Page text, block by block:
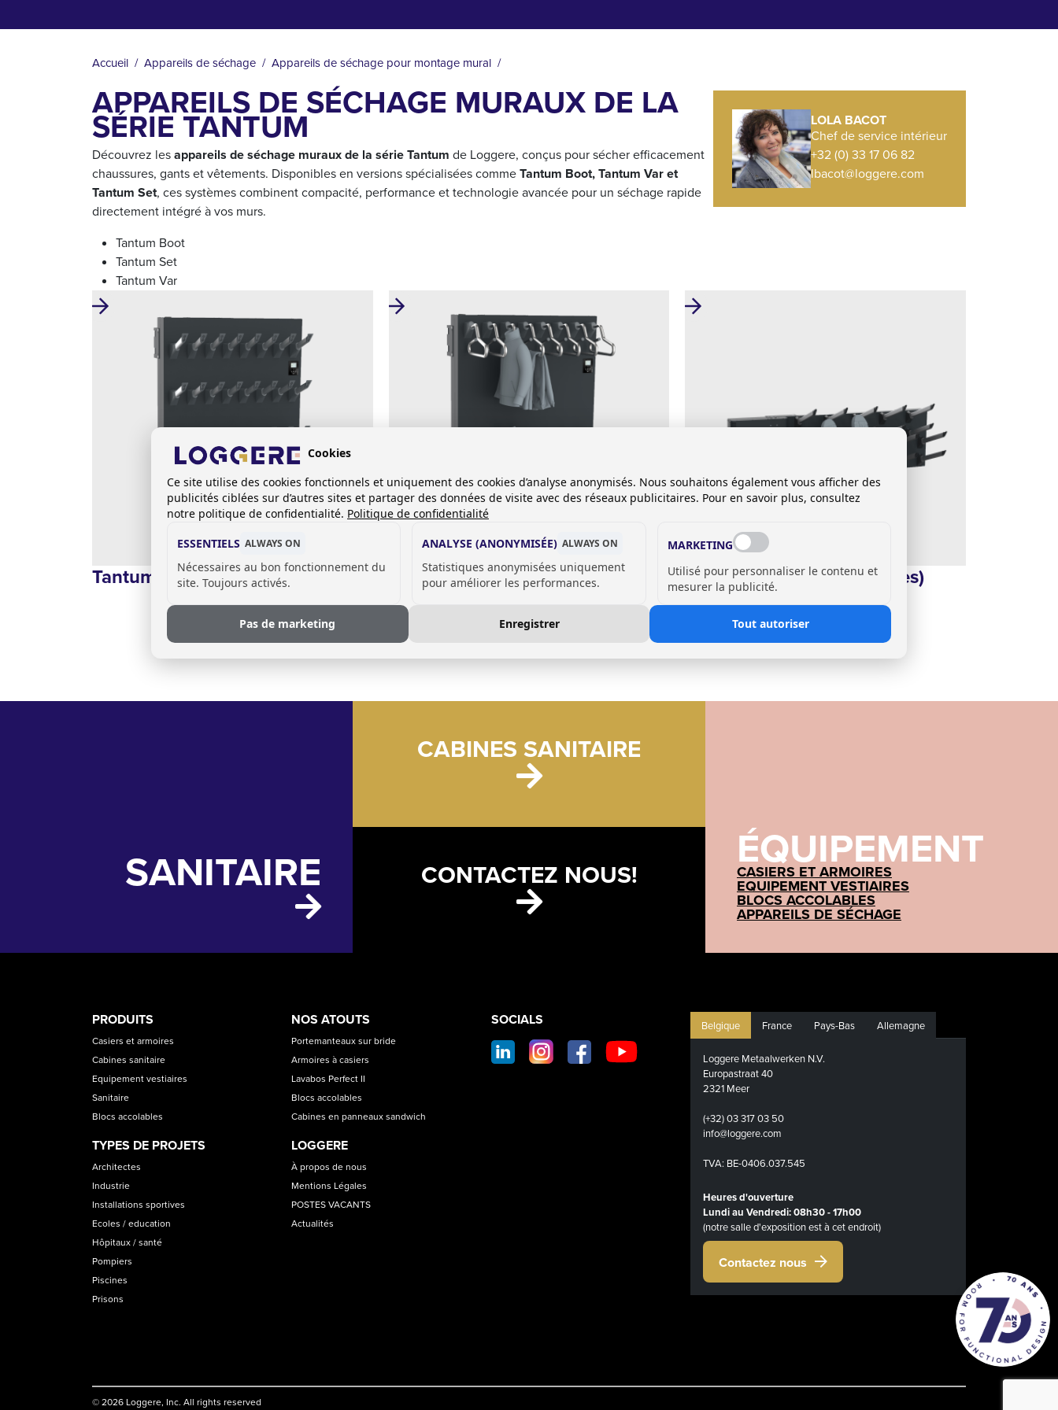
FIL
D'ARIANE
Accueil Appareils de séchage Appareils de séchage pour montage mural
APPAREILS DE SÉCHAGE MURAUX DE LA
SÉRIE TANTUM
Découvrez lesappareils de séchage muraux de la série Tantum de Loggere, conçus pour sécher efficacement
chaussures, gants et vêtements. Disponibles en versions spécialisées commeTantum Boot, Tantum Var et
Tantum Set, ces systèmes combinent compacité, performance et technologie avancée pour un séchage rapide
directement intégré à vos murs.
Tantum Boot
Tantum Set
Tantum Var
LOLA BACOT
Chef de service intérieur
+32 (0) 33 17 06 82
lbacot@loggere.com
Tantum Boot (chaussures) Tantum Set (gants, bottes et
manteaux)
Tantum Var (gants et bottes)
SANITAIRE
CABINES SANITAIRE
CONTACTEZ NOUS! ÉQUIPEMENT
CASIERS ET ARMOIRES
EQUIPEMENT VESTIAIRES
BLOCS ACCOLABLES
APPAREILS DE SÉCHAGE
PRODUCT
CATEGORIES
PRODUITS
Casiers et armoires
Cabines sanitaire
Equipement vestiaires
Sanitaire
Blocs accolables
TYPES DE PROJETS
Architectes
Industrie
Installations sportives
Ecoles / education
Hôpitaux / santé
Pompiers
Piscines
Prisons
ASSETS
NOS ATOUTS
Portemanteaux sur bride
Armoires à casiers
Lavabos Perfect II
Blocs accolables
Cabines en panneaux sandwich
LOGGERE
À propos de nous
Mentions Légales
POSTES VACANTS
Actualités
CONTACT
SOCIAL
FOOTER
SOCIALS Belgique France Pays-Bas Allemagne
Loggere Metaalwerken N.V.
Europastraat 40
2321 Meer
(+32) 03 317 03 50
info@loggere.com
TVA: BE-0406.037.545
Heures d'ouverture
Lundi au Vendredi: 08h30 - 17h00
(notre salle d'exposition est à cet endroit)
Contactez nous
© 2026 Loggere, Inc. All rights reserved
Cookies
Ce site utilise des cookies fonctionnels et uniquement des cookies d’analyse anonymisés. Nous souhaitons également vous afficher des
publicités ciblées sur d’autres sites et partager des données de visite avec des réseaux publicitaires. Pour en savoir plus, consultez
notre politique de confidentialité. Politique de confidentialité
ESSENTIELS ALWAYS ON
Nécessaires au bon fonctionnement du
site. Toujours activés.
ANALYSE (ANONYMISÉE) ALWAYS ON
Statistiques anonymisées uniquement
pour améliorer les performances.
MARKETING
Utilisé pour personnaliser le contenu et
mesurer la publicité.
Pas de marketing Enregistrer Tout autoriser